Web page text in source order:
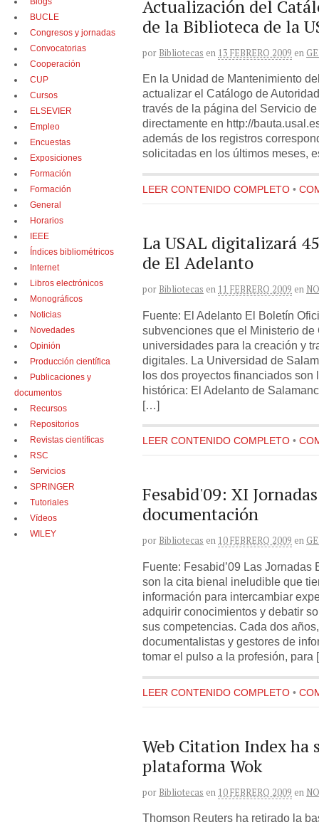
Actualización del
de la Biblioteca de la
por Bibliotecas en 13 FEBRERO 2009 en
En la Unidad de Mantenimiento
actualizar el Catálogo de
través de la página del Servicio
directamente en http://
además de los registros
solicitadas en los últimos meses,
LEER CONTENIDO COMPLETO •
La USAL digitalizará
de El Adelanto
por Bibliotecas en 11 FEBRERO 2009 en
Fuente: El Adelanto El Boletín
subvenciones que el Ministerio
universidades para la creación y
digitales. La Universidad de
los dos proyectos financiados
histórica: El Adelanto de
[…]
LEER CONTENIDO COMPLETO •
Fesabid'09: XI
documentación
por Bibliotecas en 10 FEBRERO 2009 en
Fuente: Fesabid’09 Las
son la cita bienal ineludible que
información para intercambiar
adquirir conocimientos y debatir
sus competencias. Cada dos
documentalistas y gestores de
tomar el pulso a la profesión,
LEER CONTENIDO COMPLETO •
Web Citation Index ha
plataforma Wok
por Bibliotecas en 10 FEBRERO 2009 en
Thomson Reuters ha retirado la
BUCLE
Congresos y jornadas
Convocatorias
Cooperación
CUP
Cursos
ELSEVIER
Empleo
Encuestas
Exposiciones
Formación
Formación
General
Horarios
IEEE
Índices bibliométricos
Internet
Libros electrónicos
Monográficos
Noticias
Novedades
Opinión
Producción científica
Publicaciones y
documentos
Recursos
Repositorios
Revistas científicas
RSC
Servicios
SPRINGER
Tutoriales
Vídeos
WILEY